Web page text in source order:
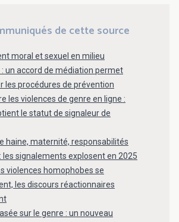
de cette source
moral et sexuel en milieu
: un accord de médiation permet
les procédures de prévention
les violences de genre en ligne :
le statut de signaleur de
haine, maternité, responsabilités
les signalements explosent en 2025
violences homophobes se
les discours réactionnaires
sur le genre : un nouveau